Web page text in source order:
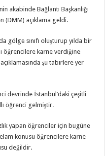
akabinde Bağlantı Başkanlığı
(DMM) açıklama geldi.
gölge sınıfı oluşturup yılda bir
öğrencilere karne verdiğine
şu tabirlere yer
devrinde İstanbul’daki çeşitli
öğrenci gelmiştir.
yapan öğrenciler için bugüne
konusu öğrencilere karne
değildir.